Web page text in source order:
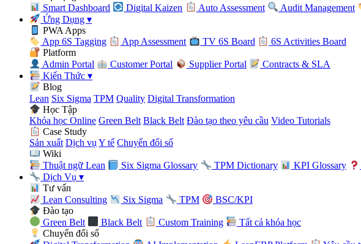
Smart Dashboard
Digital Kaizen Auto Assessment Audit Management
Ứng Dụng▾
PWA Apps
App 6S Tagging
App Assessment TV 6S Board
6S Activities Board
Platform
Admin Portal
Customer Portal Supplier Portal
Contracts & SLA
Kiến Thức▾
Blog
Lean Six Sigma TPM Quality Digital Transformation
Học Tập
Khóa học Online Green Belt Black Belt Đào tạo theo yêu cầu Video Tutorials
Case Study
Sản xuất Dịch vụ Y tế Chuyển đổi số
Wiki
Thuật ngữ Lean
Six Sigma Glossary TPM Dictionary KPI Glossary
Dịch Vụ▾
Tư vấn
Lean Consulting
Six Sigma TPM
BSC/KPI
Đào tạo
Green Belt
Black Belt Custom Training
Tất cả khóa học
Chuyển đổi số